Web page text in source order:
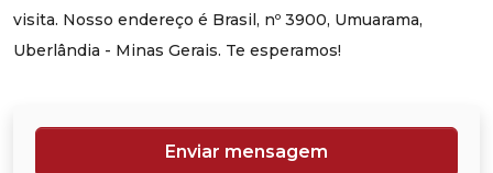
visita. Nosso endereço é Brasil, nº 3900, Umuarama,
Uberlândia - Minas Gerais. Te esperamos!
Enviar mensagem